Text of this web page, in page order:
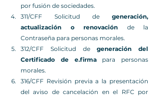
por fusión de sociedades.
311/CFF Solicitud de generación,
actualización o renovación de la
Contraseña para personas morales.
312/CFF Solicitud de generación del
Certificado de e.firma para personas
morales.
316/CFF Revisión previa a la presentación
del aviso de cancelación en el RFC por